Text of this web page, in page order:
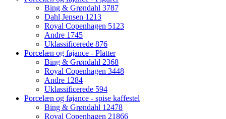
Bing & Grøndahl 3787
Dahl Jensen 1213
Royal Copenhagen 5123
Andre 1745
Uklassificerede 876
Porcelæn og fajance - Platter
Bing & Grøndahl 2368
Royal Copenhagen 3448
Andre 1284
Uklassificerede 594
Porcelæn og fajance - spise kaffestel
Bing & Grøndahl 12478
Royal Copenhagen 21866